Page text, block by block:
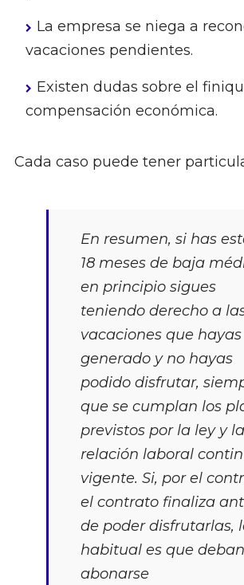
La empresa se niega a
vacaciones pendientes.
Existen dudas sobre el
compensación económica.
Cada caso puede tener
En resumen, si has
18 meses de baja
en principio sigues
teniendo derecho a
vacaciones que hayas
generado y no hayas
podido disfrutar,
que se cumplan los
previstos por la ley y la
relación laboral
vigente. Si, por el
el contrato finaliza
de poder disfrutarlas,
habitual es que deban
abonarse